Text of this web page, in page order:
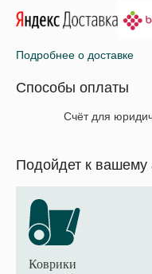
Подробнее о доставке
Способы оплаты
Счёт для
Подойдет к
Коврики